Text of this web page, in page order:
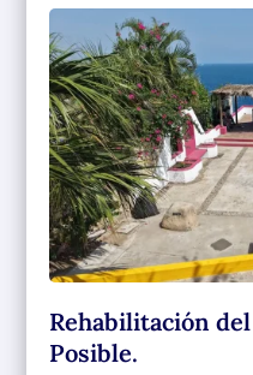
Rehabilitación
Posible.